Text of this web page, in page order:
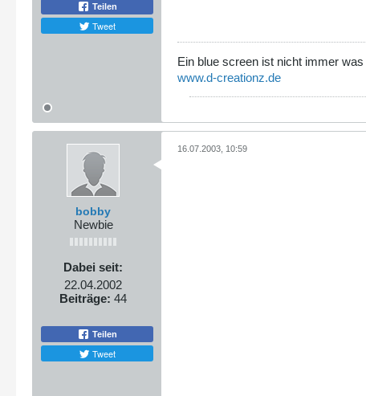
Teilen
Tweet
Ein blue screen ist nicht immer
www.d-creationz.de
bobby
Newbie
Dabei seit:
22.04.2002
Beiträge: 44
Teilen
Tweet
16.07.2003, 10:59